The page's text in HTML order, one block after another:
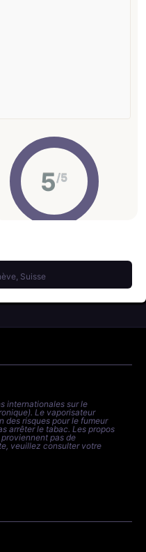
5/5
Suisse
internationales sur le
Le vaporisateur
des risques pour le fumeur
arrêter le tabac. Les propos
pas de
veuillez consulter votre